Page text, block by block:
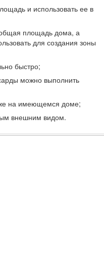
и использовать ее в
площадь дома, а
для создания зоны
быстро;
можно выполнить
на имеющемся доме;
внешним видом.